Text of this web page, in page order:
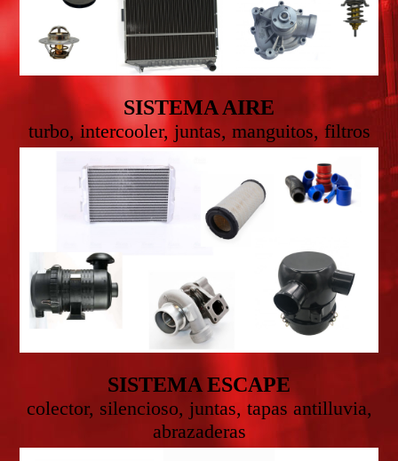
SISTEMA AIRE
turbo, intercooler, juntas, manguitos, filtros
SISTEMA ESCAPE
colector, silencioso, juntas, tapas antilluvia,
abrazaderas